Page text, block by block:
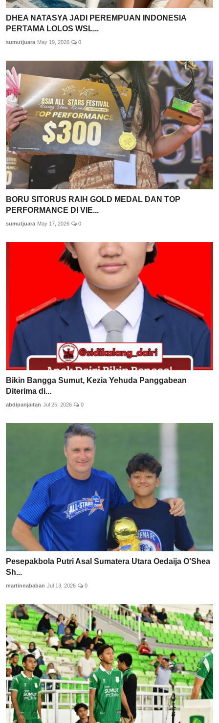
DHEA NATASYA JADI PEREMPUAN INDONESIA
PERTAMA LOLOS WSL...
sumutjuara May 19, 2026 0
BORU SITORUS RAIH GOLD MEDAL DAN TOP
PERFORMANCE DI VIE...
sumutjuara May 17, 2026 0
Bikin Bangga Sumut, Kezia Yehuda Panggabean
Diterima di...
abdipanjaitan Jul 25, 2026 0
Pesepakbola Putri Asal Sumatera Utara Oedaija O'Shea
Sh...
martinnababan Jul 13, 2026 0